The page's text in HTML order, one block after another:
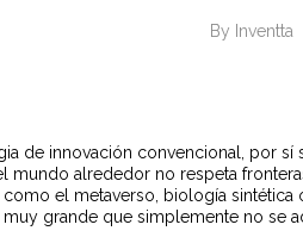
By Inventta
de innovación convencional, por
mundo alrededor no respeta
el metaverso, biología sintética
grande que simplemente no se